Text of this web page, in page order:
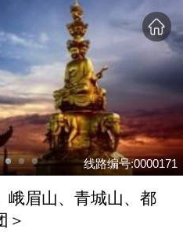
线路编号:0000171
峨眉山、青城山、都
＞